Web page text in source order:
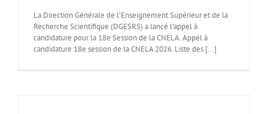
La Direction Générale de l'Enseignement Supérieur et de la
Recherche Scientifique (DGESRS) a lancé l'appel à
candidature pour la 18e Session de la CNELA. Appel à
candidature 18e session de la CNELA 2026. Liste des [...]